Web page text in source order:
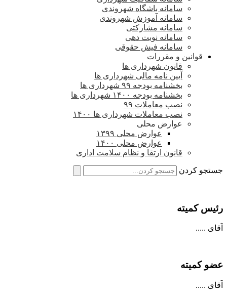
سامانه باشگاه شهروندی
سامانه آموزش شهروندی
سامانه مشارکتی
سامانه نوبت دهی
سامانه فیش حقوقی
قوانین و مقررات
قانون شهرداری ها
آیین نامه مالی شهرداری ها
بخشنامه بودجه ۹۹ شهرداری ها
بخشنامه بودجه ۱۴۰۰ شهرداری ها
نصب معاملات ۹۹
نصب معاملات شهرداری ها ۱۴۰۰
عوارض محلی
عوارض محلی ۱۳۹۹
عوارض محلی ۱۴۰۰
قانون ارتقا و نظام سلامت اداری
جستجو کردن
رئیس کمیته
آقای .....
عضو کمیته
آقای .....